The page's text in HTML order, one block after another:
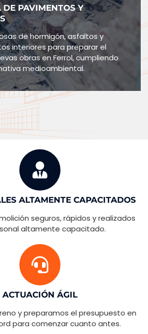
DE PAVIMENTOS Y
de hormigón, asfaltos y
interiores para preparar el
obras en Ferrol, cumpliendo
medioambiental.
ALTAMENTE CAPACITADOS
seguros, rápidos y realizados
altamente capacitado.
ACTUACIÓN ÁGIL
y preparamos el presupuesto en
para comenzar cuanto antes.